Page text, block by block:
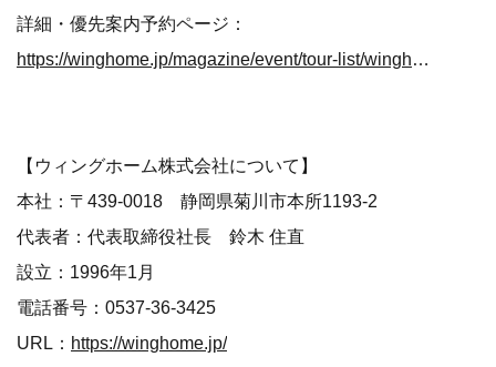
詳細・優先案内予約ページ：
https://winghome.jp/magazine/event/tour-list/winghome/97910
【ウィングホーム株式会社について】
本社：〒439-0018 静岡県菊川市本所1193-2
代表者：代表取締役社長 鈴木 住直
設立：1996年1月
電話番号：0537-36-3425
URL： https://winghome.jp/